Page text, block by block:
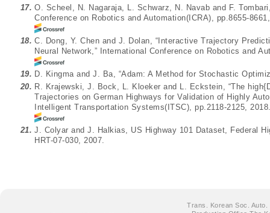
17. O. Scheel, N. Nagaraja, L. Schwarz, N. Navab and F.
Conference on Robotics and Automation(ICRA), pp.8655-
18. C. Dong, Y. Chen and J. Dolan, “Interactive Trajectory
Neural Network,” International Conference on Robotics and
19. D. Kingma and J. Ba, “Adam: A Method for Stochastic
20. R. Krajewski, J. Bock, L. Kloeker and L. Eckstein, “The
Trajectories on German Highways for Validation of Highly
Intelligent Transportation Systems(ITSC), pp.2118-2125,
21. J. Colyar and J. Halkias, US Highway 101 Dataset, Federal
HRT-07-030, 2007.
Trans. Korean Soc. Auto.